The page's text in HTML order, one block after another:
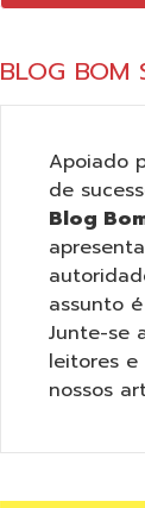
BLOG BOM
Apoiado
de
Blog
assunto
Junte-se
leitores e
nossos